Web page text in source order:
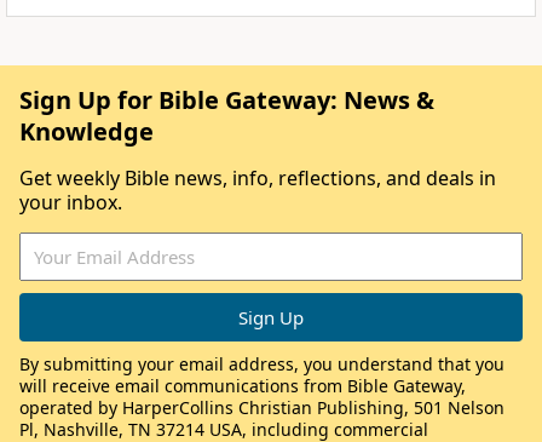
Sign Up for Bible Gateway: News &
Knowledge
Get weekly Bible news, info, reflections, and deals in
your inbox.
By submitting your email address, you understand that you
will receive email communications from Bible Gateway,
operated by HarperCollins Christian Publishing, 501 Nelson
Pl, Nashville, TN 37214 USA, including commercial